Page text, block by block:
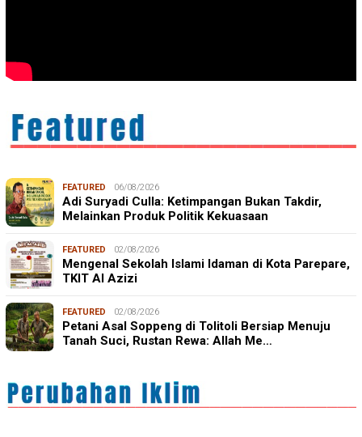
FEATURED 06/08/2026
Adi Suryadi Culla: Ketimpangan Bukan Takdir,
Melainkan Produk Politik Kekuasaan
FEATURED 02/08/2026
Mengenal Sekolah Islami Idaman di Kota Parepare,
TKIT Al Azizi
FEATURED 02/08/2026
Petani Asal Soppeng di Tolitoli Bersiap Menuju
Tanah Suci, Rustan Rewa: Allah Me…